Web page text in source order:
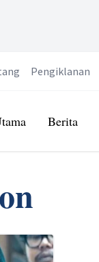
Pengiklanan
Berita